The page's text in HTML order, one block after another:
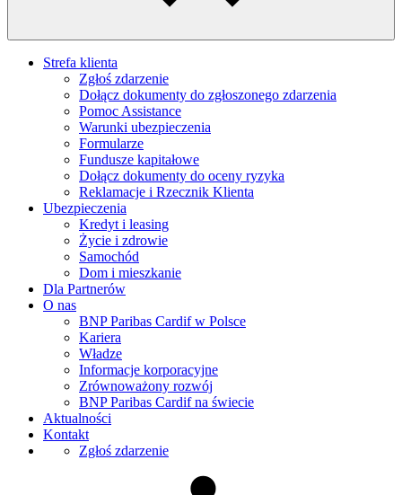
Strefa klienta
Zgłoś zdarzenie
Dołącz dokumenty do zgłoszonego zdarzenia
Pomoc Assistance
Warunki ubezpieczenia
Formularze
Fundusze kapitałowe
Dołącz dokumenty do oceny ryzyka
Reklamacje i Rzecznik Klienta
Ubezpieczenia
Kredyt i leasing
Życie i zdrowie
Samochód
Dom i mieszkanie
Dla Partnerów
O nas
BNP Paribas Cardif w Polsce
Kariera
Władze
Informacje korporacyjne
Zrównoważony rozwój
BNP Paribas Cardif na świecie
Aktualności
Kontakt
Zgłoś zdarzenie